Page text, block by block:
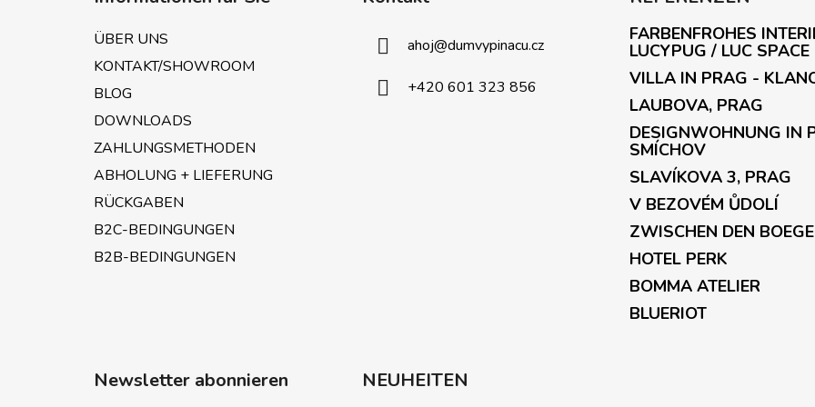
ÜBER UNS
KONTAKT/SHOWROOM
BLOG
DOWNLOADS
ZAHLUNGSMETHODEN
ABHOLUNG + LIEFERUNG
RÜCKGABEN
B2C-BEDINGUNGEN
B2B-BEDINGUNGEN
ahoj@dumvypinacu.cz
+420 601 323 856
FARBENFROHES
LUCYPUG / LUC SPACE
VILLA IN PRAG -
LAUBOVA, PRAG
DESIGNWOHNUNG IN
SMÍCHOV
SLAVÍKOVA 3, PRAG
V BEZOVÉM ŮDOLÍ
ZWISCHEN DEN
HOTEL PERK
BOMMA ATELIER
BLUERIOT
Newsletter abonnieren NEUHEITEN